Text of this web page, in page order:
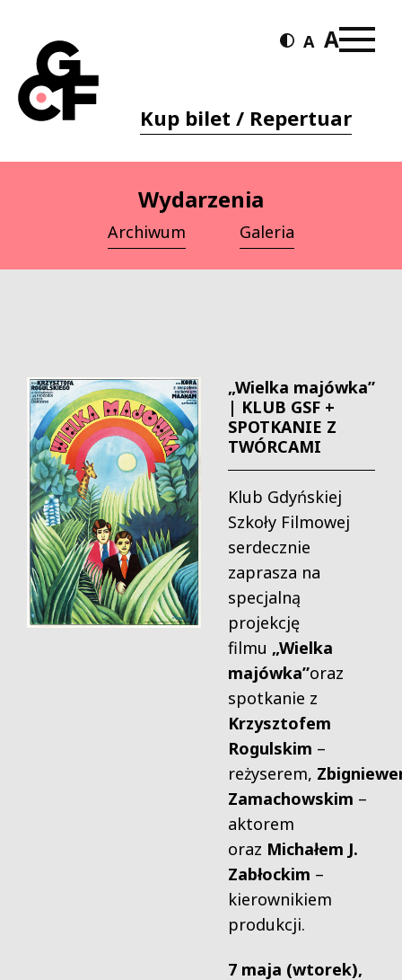
Kup bilet / Repertuar
Wydarzenia
Archiwum Galeria
„Wielka majówka”
| KLUB GSF +
SPOTKANIE Z
TWÓRCAMI
Klub Gdyńskiej
Szkoły Filmowej
serdecznie
zaprasza na
specjalną
projekcję
filmu „Wielka
majówka”oraz
spotkanie z
Krzysztofem
Rogulskim –
reżyserem,
Zamachowskim –
aktorem
oraz Michałem J.
Zabłockim –
kierownikiem
produkcji.
7 maja (wtorek),